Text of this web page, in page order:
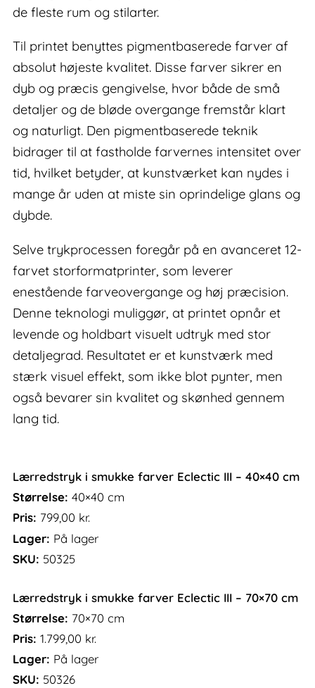
de fleste rum og stilarter.
Til printet benyttes pigmentbaserede farver af
absolut højeste kvalitet. Disse farver sikrer en
dyb og præcis gengivelse, hvor både de små
detaljer og de bløde overgange fremstår klart
og naturligt. Den pigmentbaserede teknik
bidrager til at fastholde farvernes intensitet over
tid, hvilket betyder, at kunstværket kan nydes i
mange år uden at miste sin oprindelige glans og
dybde.
Selve trykprocessen foregår på en avanceret 12-
farvet storformatprinter, som leverer
enestående farveovergange og høj præcision.
Denne teknologi muliggør, at printet opnår et
levende og holdbart visuelt udtryk med stor
detaljegrad. Resultatet er et kunstværk med
stærk visuel effekt, som ikke blot pynter, men
også bevarer sin kvalitet og skønhed gennem
lang tid.
Lærredstryk i smukke farver Eclectic III – 40×40 cm
Størrelse: 40×40 cm
Pris: 799,00 kr.
Lager: På lager
SKU: 50325
Lærredstryk i smukke farver Eclectic III – 70×70 cm
Størrelse: 70×70 cm
Pris: 1.799,00 kr.
Lager: På lager
SKU: 50326